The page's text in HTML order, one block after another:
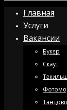
Главная
Услуги
Вакансии
Букер
Скаут